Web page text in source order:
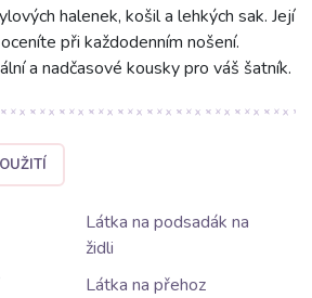
halenek, košil a lehkých sak. Její
při každodenním nošení.
a nadčasové kousky pro váš šatník.
Látka na podsadák na
židli
Látka na přehoz